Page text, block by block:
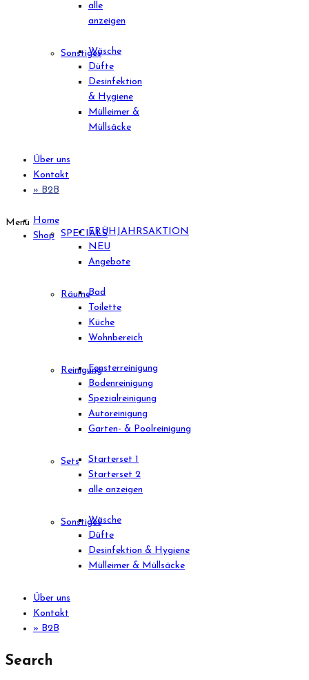
alle
anzeigen
SonstigesWäsche
Düfte
Desinfektion
& Hygiene
Mülleimer &
Müllsäcke
Über uns
Kontakt
» B2B
Menü Home
Shop SPECIALSFRÜHJAHRSAKTION
NEU
Angebote
RäumeBad
Toilette
Küche
Wohnbereich
ReinigungFensterreinigung
Bodenreinigung
Spezialreinigung
Autoreinigung
Garten- & Poolreinigung
Sets
Starterset 1
Starterset 2
alle anzeigen
SonstigesWäsche
Düfte
Desinfektion & Hygiene
Mülleimer & Müllsäcke
Über uns
Kontakt
» B2B
Search